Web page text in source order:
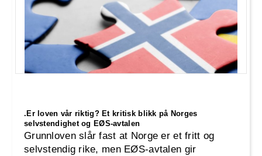
ansvar for dagens utfordringer med en politikk
som ikke bare løser problemer her og nå, men
også planter frø for neste generasjon.
.Er loven vår riktig? Et kritisk blikk på Norges
selvstendighet og EØS-avtalen
Grunnloven slår fast at Norge er et fritt og
selvstendig rike, men EØS-avtalen gir